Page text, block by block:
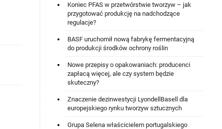
Koniec PFAS w przetwórstwie tworzyw – jak
przygotować produkcję na nadchodzące
regulacje?
BASF uruchomił nową fabrykę fermentacyjną
do produkcji środków ochrony roślin
Nowe przepisy o opakowaniach: producenci
zapłacą więcej, ale czy system będzie
skuteczny?
Znaczenie dezinwestycji LyondellBasell dla
europejskiego rynku tworzyw sztucznych
Grupa Selena właścicielem portugalskiego